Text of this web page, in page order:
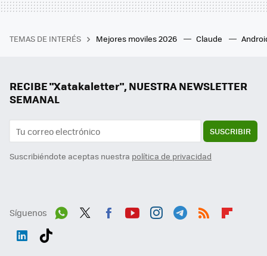
TEMAS DE INTERÉS Mejores moviles 2026 Claude
RECIBE "Xatakaletter", NUESTRA NEWSLETTER
SEMANAL
SUSCRIBIR
Suscribiéndote aceptas nuestra política de privacidad
Síguenos